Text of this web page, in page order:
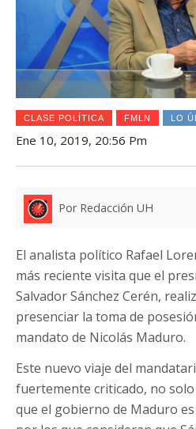
CLASE POLÍTICA FMLN LO
Ene 10, 2019, 20:56 Pm
Por Redacción UH
El analista político Rafael
más reciente visita que el
Salvador Sánchez Cerén,
presenciar la toma de
mandato de Nicolás Maduro.
Este nuevo viaje del
fuertemente criticado, no
que el gobierno de Maduro